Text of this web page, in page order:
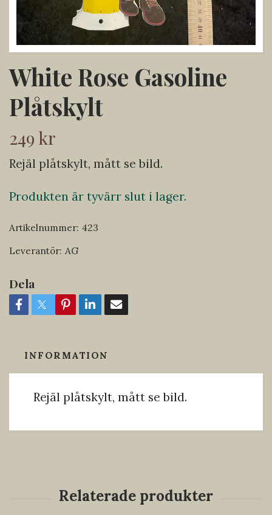
White Rose Gasoline
Plåtskylt
249 kr
Rejäl plåtskylt, mått se bild.
Produkten är tyvärr slut i lager.
Artikelnummer: 423
Leverantör: AG
Dela
INFORMATION
Rejäl plåtskylt, mått se bild.